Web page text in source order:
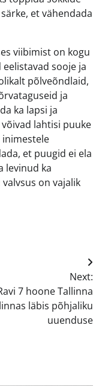
et vähendada
viibimist on kogu
sooje ja
põlveõndlaid,
ja
ka lapsi ja
lahtisi puuke
et puugid ei ela
levinud ka
on vajalik
Next:
7 hoone Tallinna
läbis põhjaliku
uuenduse